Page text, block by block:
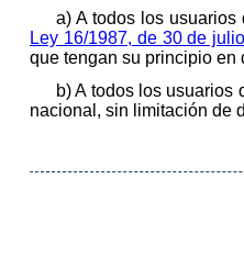
a) A todos los
Ley 16/1987, de 30 de julio
que tengan su principio en
b) A todos los
nacional, sin limitación de